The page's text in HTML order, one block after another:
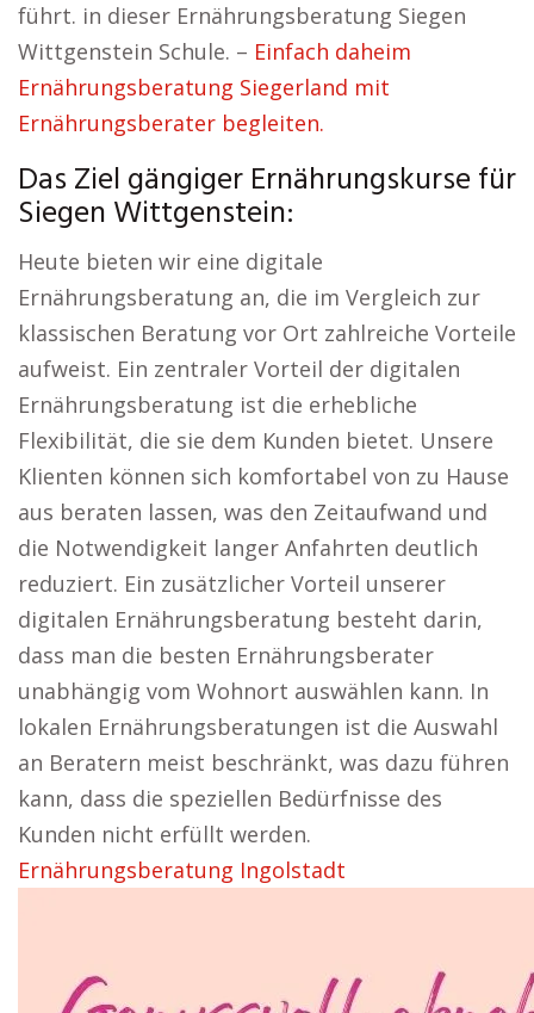
führt. in dieser Ernährungsberatung Siegen
Wittgenstein Schule. – Einfach daheim
Ernährungsberatung Siegerland mit
Ernährungsberater begleiten.
Das Ziel gängiger Ernährungskurse für
Siegen Wittgenstein:
Heute bieten wir eine digitale
Ernährungsberatung an, die im Vergleich zur
klassischen Beratung vor Ort zahlreiche Vorteile
aufweist. Ein zentraler Vorteil der digitalen
Ernährungsberatung ist die erhebliche
Flexibilität, die sie dem Kunden bietet. Unsere
Klienten können sich komfortabel von zu Hause
aus beraten lassen, was den Zeitaufwand und
die Notwendigkeit langer Anfahrten deutlich
reduziert. Ein zusätzlicher Vorteil unserer
digitalen Ernährungsberatung besteht darin,
dass man die besten Ernährungsberater
unabhängig vom Wohnort auswählen kann. In
lokalen Ernährungsberatungen ist die Auswahl
an Beratern meist beschränkt, was dazu führen
kann, dass die speziellen Bedürfnisse des
Kunden nicht erfüllt werden.
Ernährungsberatung Ingolstadt